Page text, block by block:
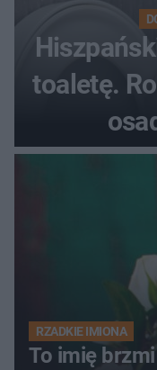
toaletę.
RZADKIE IMIONA
To imię